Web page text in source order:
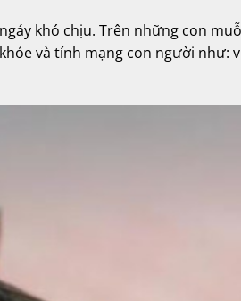
khó chịu. Trên những con
và tính mạng con người như: